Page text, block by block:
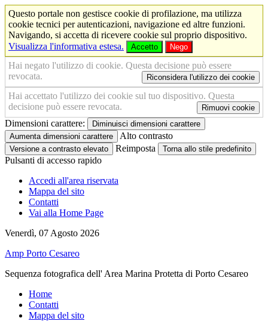
Questo portale non gestisce cookie di profilazione, ma utilizza
cookie tecnici per autenticazioni, navigazione ed altre funzioni.
Navigando, si accetta di ricevere cookie sul proprio dispositivo.
Visualizza l'informativa estesa.
Accetto Nego
Hai negato l'utilizzo di cookie. Questa decisione può essere
revocata.
Riconsidera l'utilizzo dei cookie
Hai accettato l'utilizzo dei cookie sul tuo dispositivo. Questa
decisione può essere revocata.
Rimuovi cookie
Dimensioni carattere:
Diminuisci dimensioni carattere
Aumenta dimensioni carattere
Alto contrasto
Versione a contrasto elevato Reimposta Torna allo stile predefinito
Pulsanti di accesso rapido
Accedi all'area riservata
Mappa del sito
Contatti
Vai alla Home Page
Venerdì, 07 Agosto 2026
Amp Porto Cesareo
Sequenza fotografica dell' Area Marina Protetta di Porto Cesareo
Home
Contatti
Mappa del sito